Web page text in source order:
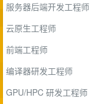
服务器后端开发工程师
云原生工程师
前端工程师
编译器研发工程师
GPU/HPC 研发工程师